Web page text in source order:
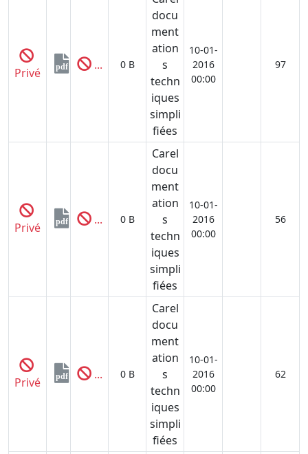
Privé pdf ... 0 B
docu
ment
ation
s
techn
iques
simpli
fiées
10-01-
2016
00:00
97
Privé pdf ... 0 B
Carel
docu
ment
ation
s
techn
iques
simpli
fiées
10-01-
2016
00:00
56
Privé pdf ... 0 B
Carel
docu
ment
ation
s
techn
iques
simpli
fiées
10-01-
2016
00:00
62